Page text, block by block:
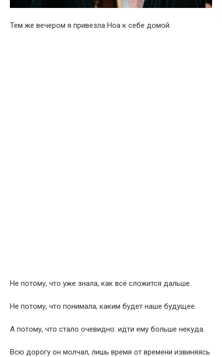
Тем же вечером я привезла Ноа к себе домой.
Не потому, что уже знала, как всё сложится дальше.
Не потому, что понимала, каким будет наше будущее.
А потому, что стало очевидно: идти ему больше некуда.
Всю дорогу он молчал, лишь время от времени извиняясь